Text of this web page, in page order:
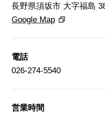
長野県須坂市 大字福島
Google Map
電話
026-274-5540
営業時間